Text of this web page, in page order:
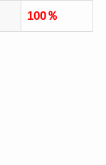
100％